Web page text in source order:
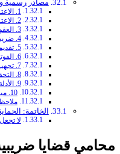
مصادر رسمية
1. الاعتراض على غرامات ضريبة القيمة المضافة
2. الاعتراض على إعادة تقييم ضريبة القيمة المضافة
3. العقوبات والغرامات في ضريبة القيمة المضافة
4. ضريبة القيمة المضافة في السعودية
5. تقديم إقرار ضريبة القيمة المضافة
6. الفوترة الإلكترونية ومتطلبات الامتثال
7. تجهيز المنشأة لتطبيق الفوترة الإلكترونية
8. التحقق من صحة الفاتورة الإلكترونية
9. الأدلة والإرشادات الزكوية والضريبية والجمركية
10. مبادرة إلغاء الغرامات والإعفاء من العقوبات المالية 2026
الخاتمة:
لا
محامي قضايا